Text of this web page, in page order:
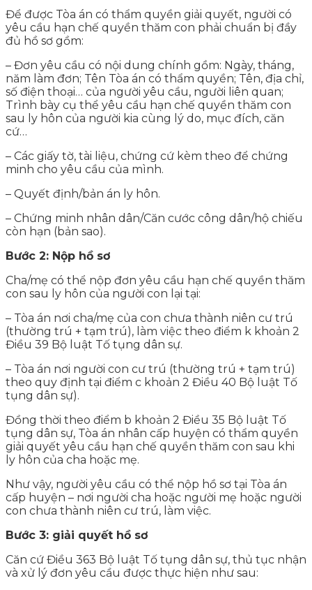
Để được Tòa án có thẩm quyền giải quyết, người có
yêu cầu hạn chế quyền thăm con phải chuẩn bị đầy
đủ hồ sơ gồm:
– Đơn yêu cầu có nội dung chính gồm: Ngày, tháng,
năm làm đơn; Tên Tòa án có thẩm quyền; Tên, địa chỉ,
số điện thoại… của người yêu cầu, người liên quan;
Trình bày cụ thể yêu cầu hạn chế quyền thăm con
sau ly hôn của người kia cùng lý do, mục đích, căn
cứ…
– Các giấy tờ, tài liệu, chứng cứ kèm theo để chứng
minh cho yêu cầu của mình.
– Quyết định/bản án ly hôn.
– Chứng minh nhân dân/Căn cước công dân/hộ chiếu
còn hạn (bản sao).
Bước 2: Nộp hồ sơ
Cha/mẹ có thể nộp đơn yêu cầu hạn chế quyền thăm
con sau ly hôn của người con lại tại:
– Tòa án nơi cha/mẹ của con chưa thành niên cư trú
(thường trú + tạm trú), làm việc theo điểm k khoản 2
Điều 39 Bộ luật Tố tụng dân sự.
– Tòa án nơi người con cư trú (thường trú + tạm trú)
theo quy định tại điểm c khoản 2 Điều 40 Bộ luật Tố
tụng dân sự).
Đồng thời theo điểm b khoản 2 Điều 35 Bộ luật Tố
tụng dân sự, Tòa án nhân cấp huyện có thẩm quyền
giải quyết yêu cầu hạn chế quyền thăm con sau khi
ly hôn của cha hoặc mẹ.
Như vậy, người yêu cầu có thể nộp hồ sơ tại Tòa án
cấp huyện – nơi người cha hoặc người mẹ hoặc người
con chưa thành niên cư trú, làm việc.
Bước 3: giải quyết hồ sơ
Căn cứ Điều 363 Bộ luật Tố tụng dân sự, thủ tục nhận
và xử lý đơn yêu cầu được thực hiện như sau: